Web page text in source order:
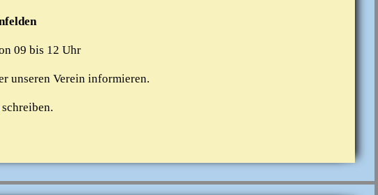
09 bis 12 Uhr
unseren Verein informieren.